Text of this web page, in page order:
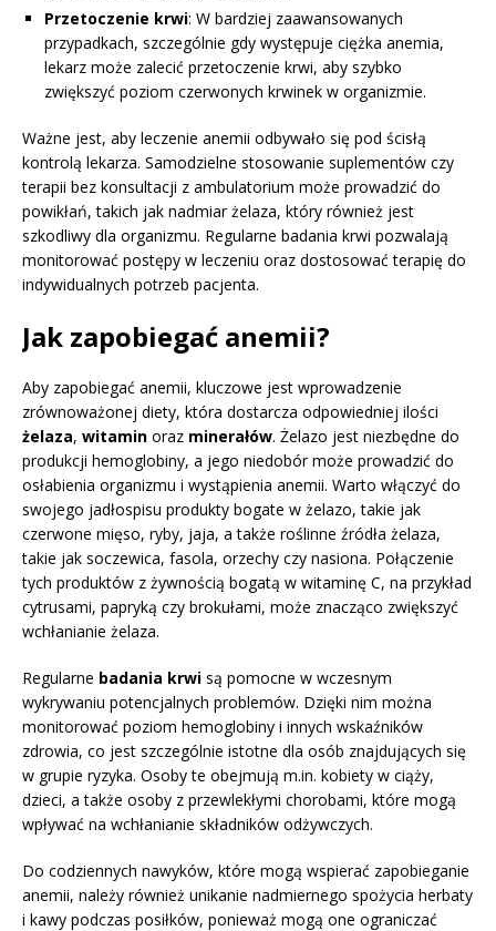
Przetoczenie krwi: W bardziej zaawansowanych
przypadkach, szczególnie gdy występuje ciężka anemia,
lekarz może zalecić przetoczenie krwi, aby szybko
zwiększyć poziom czerwonych krwinek w organizmie.
Ważne jest, aby leczenie anemii odbywało się pod ścisłą
kontrolą lekarza. Samodzielne stosowanie suplementów czy
terapii bez konsultacji z ambulatorium może prowadzić do
powikłań, takich jak nadmiar żelaza, który również jest
szkodliwy dla organizmu. Regularne badania krwi pozwalają
monitorować postępy w leczeniu oraz dostosować terapię do
indywidualnych potrzeb pacjenta.
Jak zapobiegać anemii?
Aby zapobiegać anemii, kluczowe jest wprowadzenie
zrównoważonej diety, która dostarcza odpowiedniej ilości
żelaza, witamin oraz minerałów. Żelazo jest niezbędne do
produkcji hemoglobiny, a jego niedobór może prowadzić do
osłabienia organizmu i wystąpienia anemii. Warto włączyć do
swojego jadłospisu produkty bogate w żelazo, takie jak
czerwone mięso, ryby, jaja, a także roślinne źródła żelaza,
takie jak soczewica, fasola, orzechy czy nasiona. Połączenie
tych produktów z żywnością bogatą w witaminę C, na przykład
cytrusami, papryką czy brokułami, może znacząco zwiększyć
wchłanianie żelaza.
Regularne badania krwi są pomocne w wczesnym
wykrywaniu potencjalnych problemów. Dzięki nim można
monitorować poziom hemoglobiny i innych wskaźników
zdrowia, co jest szczególnie istotne dla osób znajdujących się
w grupie ryzyka. Osoby te obejmują m.in. kobiety w ciąży,
dzieci, a także osoby z przewlekłymi chorobami, które mogą
wpływać na wchłanianie składników odżywczych.
Do codziennych nawyków, które mogą wspierać zapobieganie
anemii, należy również unikanie nadmiernego spożycia herbaty
i kawy podczas posiłków, ponieważ mogą one ograniczać